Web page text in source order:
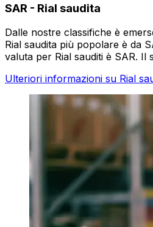
SAR - Rial saudita
Dalle nostre classifiche è
Rial saudita più popolare è da
Ulteriori informazioni su Rial